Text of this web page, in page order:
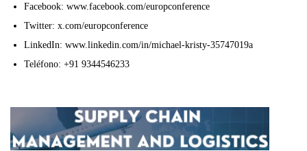
Facebook: www.facebook.com/europconference
Twitter: x.com/europconference
LinkedIn: www.linkedin.com/in/michael-kristy-35747019a
Teléfono: +91 9344546233